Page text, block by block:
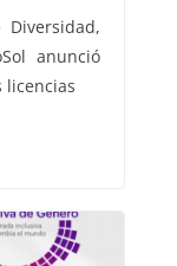
anunció
licencias